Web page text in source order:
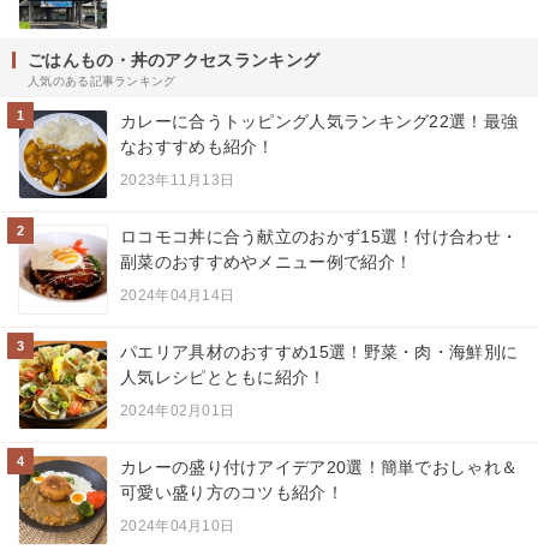
ごはんもの・丼のアクセスランキング
人気のある記事ランキング
1
カレーに合うトッピング人気ランキング22選！最強
なおすすめも紹介！
2023年11月13日
2
ロコモコ丼に合う献立のおかず15選！付け合わせ・
副菜のおすすめやメニュー例で紹介！
2024年04月14日
3
パエリア具材のおすすめ15選！野菜・肉・海鮮別に
人気レシピとともに紹介！
2024年02月01日
4
カレーの盛り付けアイデア20選！簡単でおしゃれ＆
可愛い盛り方のコツも紹介！
2024年04月10日